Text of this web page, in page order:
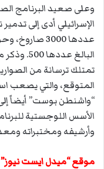
وعلى صعيد البرنامج
الإسرائيلي أدى إلى تدمير
البالغ
تمتلك ترسانة من
المتوقع، والتي يصعب
“واشنطن بوست” أيضاً
الأسس اللوجستية
وأرشيفه ومختبراته
موقع “ميدل ايست نيوز”